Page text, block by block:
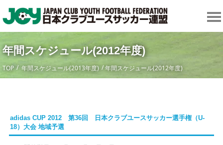
年間スケジュール(2012年度)
TOP 年間スケジュール(2013年度) 年間スケジュール(2012年度)
adidas CUP 2012 第36回 日本クラブユースサッカー選手権（U-
18）大会 地域予選